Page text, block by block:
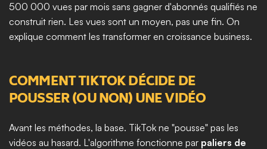
500 000 vues par mois sans gagner d'abonnés qualifiés ne
construit rien. Les vues sont un moyen, pas une fin. On
explique comment les transformer en croissance business.
COMMENT TIKTOK DÉCIDE DE
POUSSER (OU NON) UNE VIDÉO
Avant les méthodes, la base. TikTok ne "pousse" pas les
vidéos au hasard. L'algorithme fonctionne par paliers de